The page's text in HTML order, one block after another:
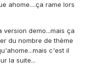
ahome....ça rame lors
demo...mais ça
du nombre de thème
c'est il
la suite...